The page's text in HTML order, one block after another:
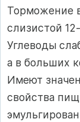
Торможение
слизистой
Углеводы
а в больших
Имеют
свойства